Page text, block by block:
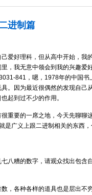
进制篇
爱好理科，但从高中开始，我
，我无意中领会到我的兴趣爱
841，嗯，1978年的中国书
。因为最近很偶然的发现自己
起到过不少的作用。
重要的一席之地，今天先聊聊
是广义上跟二进制相关的东西
八糟的数字，请观众找出包含
，各种各样的道具也是层出不